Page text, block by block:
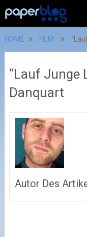
HOME FILM
“Lauf Junge
Danquart
Autor Des